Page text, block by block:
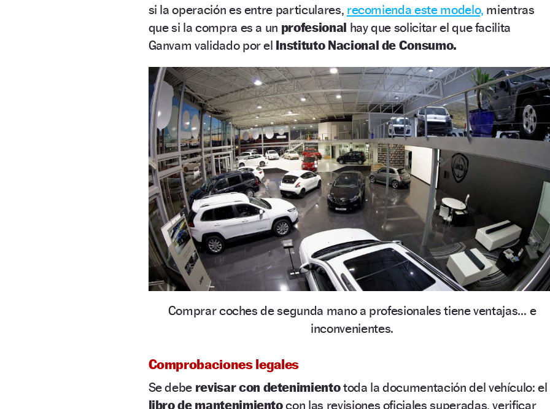
si la operación es entre particulares, recomienda este modelo, mientras
que si la compra es a un profesional hay que solicitar el que facilita
Ganvam validado por el Instituto Nacional de Consumo.
Comprar coches de segunda mano a profesionales tiene ventajas… e
inconvenientes.
Comprobacioneslegales
Se debe revisar con detenimientotoda la documentación del vehículo: el
libro de mantenimientocon las revisiones oficiales superadas, verificar